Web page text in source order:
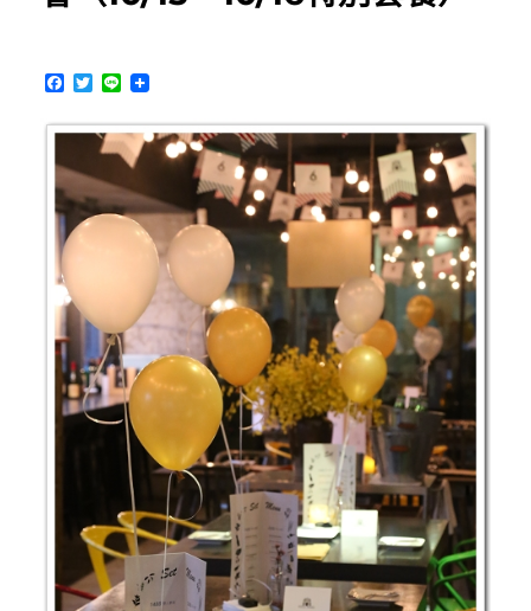
日
式
丼
飯
專
門
店
~
拼
圖
庫
新
品
牌，
選
擇
多
樣、
環
F
c
e
o
o
k
T
i
t
t
e
r
L
n
e